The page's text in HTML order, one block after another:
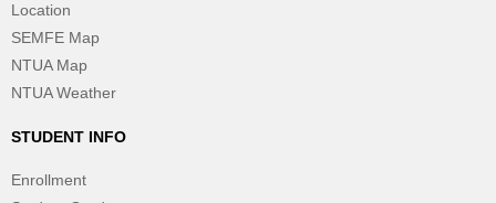
Location
SEMFE Map
NTUA Map
NTUA Weather
STUDENT INFO
Enrollment